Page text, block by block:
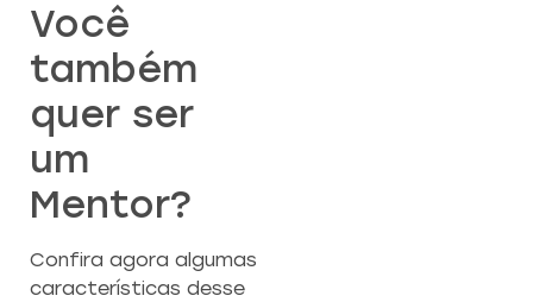
Você
também
quer ser
um
Mentor?
Confira agora algumas
características desse